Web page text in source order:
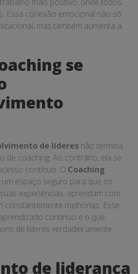
Essa conexão emocional não só
mas também aumenta a
se
de líderes não termina
de coaching. Ao contrário, ela se
contínuo. O Coaching
espaço seguro para que os
experiências, aprendam com
constantemente melhorias. Esse
contínuo é o que
de líderes verdadeiramente
de liderança